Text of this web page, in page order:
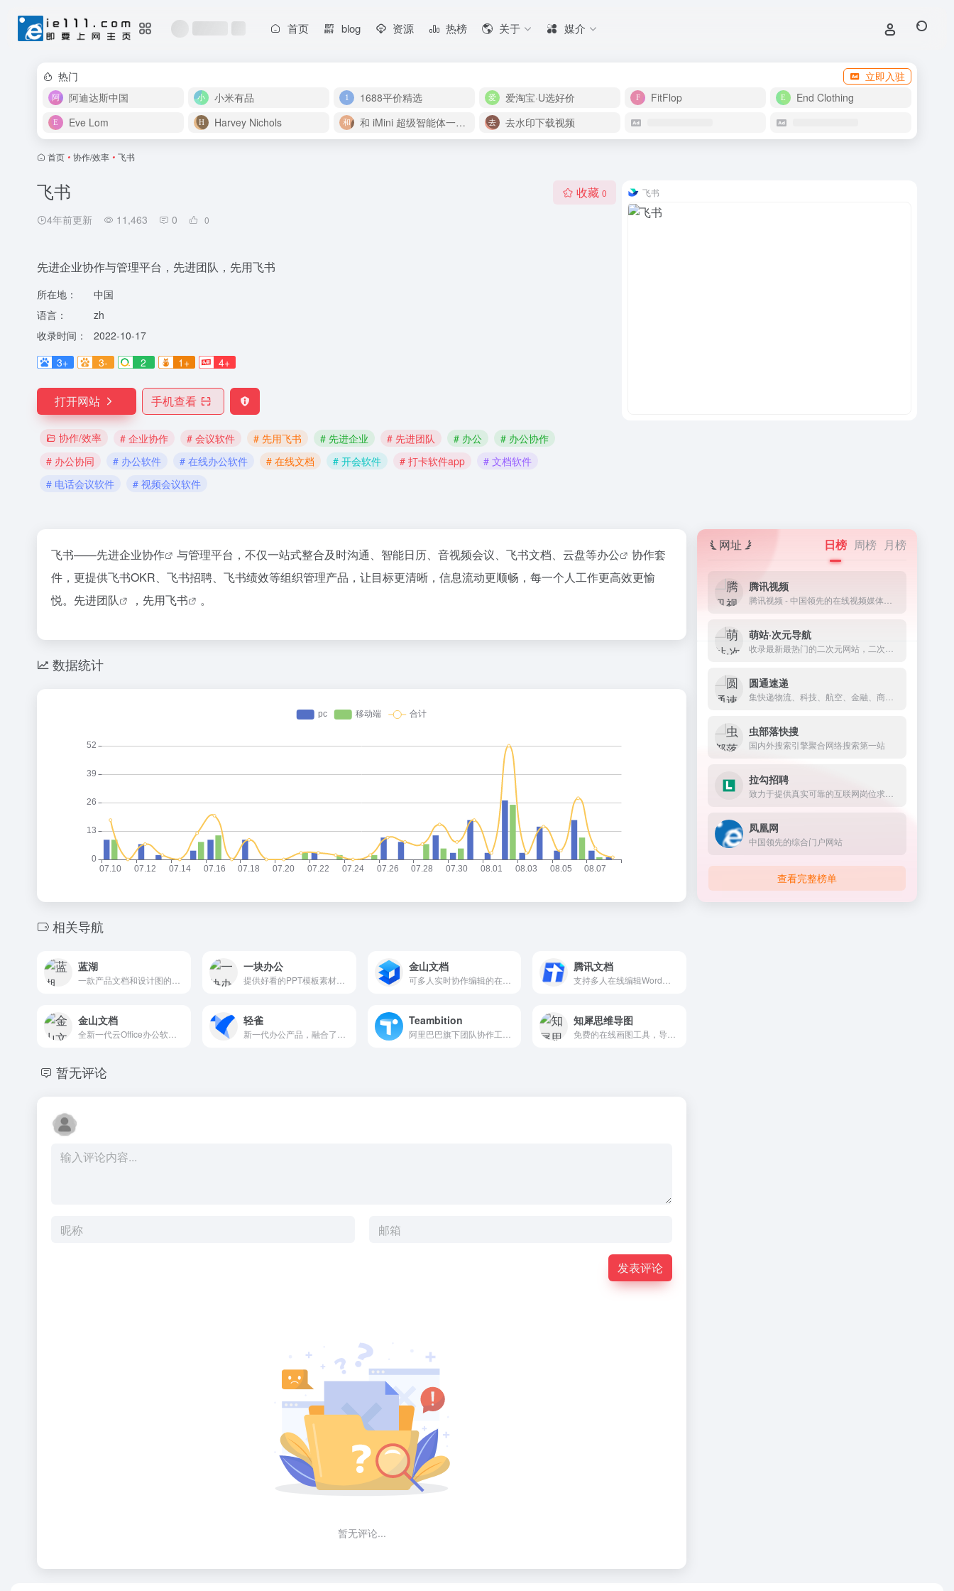
首页 blog 资源 热榜 关于 媒介
热门
立即入驻
阿迪达斯中国
小米有品 1688平价精选 爱淘宝·U选好价 FitFlop
End Clothing
Eve Lom
Harvey Nichols 和 iMini 超级智能体一起构建伟大作品 去水印下载视频
首页 • 协作/效率 • 飞书
飞书
4年前更新 11,463 0 0
收藏 0
先进企业协作与管理平台，先进团队，先用飞书
所在地：
中国
语言：
zh
收录时间：
2022-10-17
3+
3- 2 1+ 4+
打开网站 手机查看
协作/效率 # 企业协作 # 会议软件 # 先用飞书 # 先进企业 # 先进团队 # 办公
# 办公协作
# 办公协同
# 办公软件 # 在线办公软件 # 在线文档 # 开会软件 # 打卡软件app
# 文档软件
# 电话会议软件
# 视频会议软件
飞书
飞书——先进企业协作 与管理平台，不仅一站式整合及时沟通、智能日历、音视频会议、飞书文档、云盘等办公
协作套
件，更提供飞书OKR、飞书招聘、飞书绩效等组织管理产品，让目标更清晰，信息流动更顺畅，每一个人工作更高效更愉
悦。 先进团队 ， 先用飞书 。
数据统计
相关导航
蓝湖 一块办公
提供好看的PPT模板素材、PPT背景图片、Word模板、Excel模板下载
金山文档 腾讯文档
金山文档 轻雀 Teambition 知犀思维导图
暂无评论
发表评论
暂无评论...
网址 日榜 周榜 月榜
腾讯视频
萌站·次元导航
圆通速递
虫部落快搜
国内外搜索引擎聚合网络搜索第一站
拉勾招聘
凤凰网
中国领先的综合门户网站
查看完整榜单